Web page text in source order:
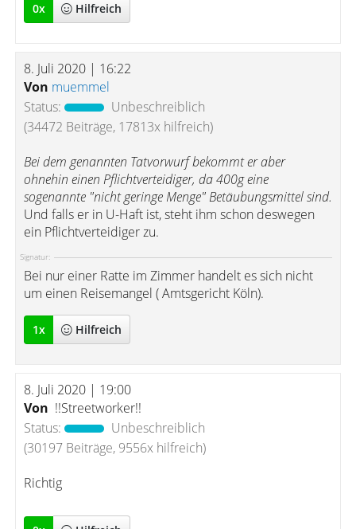
0x Hilfreich
8. Juli 2020 | 16:22
Von muemmel
Status:
Unbeschreiblich
(34472 Beiträge, 17813x hilfreich)
Bei dem genannten Tatvorwurf bekommt er aber
ohnehin einen Pflichtverteidiger, da 400g eine
sogenannte "nicht geringe Menge" Betäubungsmittel sind.
Und falls er in U-Haft ist, steht ihm schon deswegen
ein Pflichtverteidiger zu.
Signatur:
Bei nur einer Ratte im Zimmer handelt es sich nicht
um einen Reisemangel ( Amtsgericht Köln).
1x Hilfreich
8. Juli 2020 | 19:00
Von !!Streetworker!!
Status:
Unbeschreiblich
(30197 Beiträge, 9556x hilfreich)
Richtig